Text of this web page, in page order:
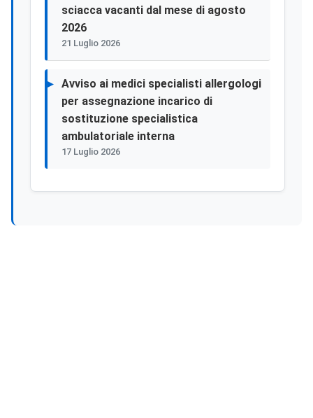
sciacca vacanti dal mese di agosto
2026
21 Luglio 2026
Avviso ai medici specialisti allergologi
per assegnazione incarico di
sostituzione specialistica
ambulatoriale interna
17 Luglio 2026